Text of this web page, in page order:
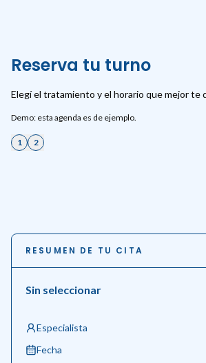
Reserva tu turno
Elegí el tratamiento y el horario que mejor te
Demo: esta agenda es de ejemplo.
1 2
RESUMEN DE TU CITA
Sin seleccionar
Especialista
Fecha